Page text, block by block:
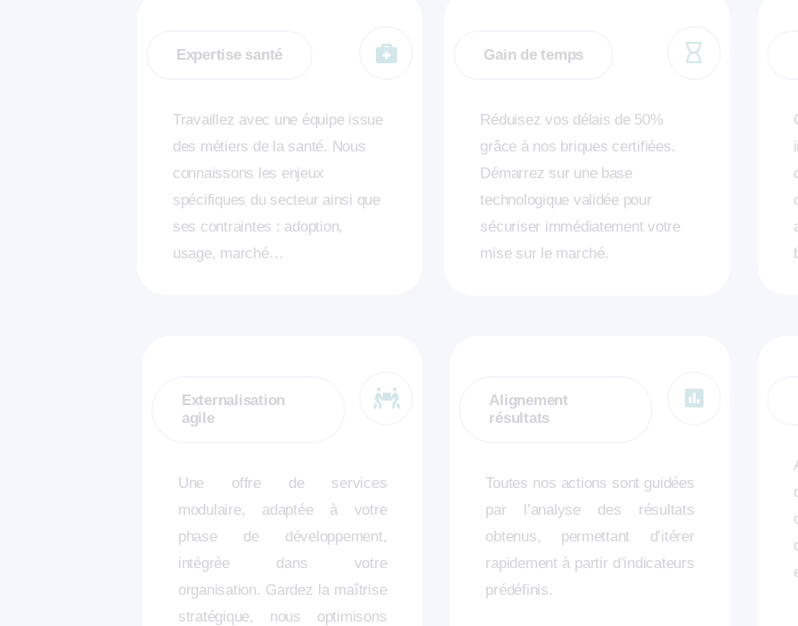
Expertise santé
Travaillez avec une équipe issue
des métiers de la santé. Nous
connaissons les enjeux
spécifiques du secteur ainsi que
ses contraintes : adoption,
usage, marché…
Gain de temps
Réduisez vos délais de 50%
grâce à nos briques certifiées.
Démarrez sur une base
technologique validée pour
sécuriser immédiatement votre
mise sur le marché.
Externalisation
agile
Une offre de services
modulaire, adaptée à votre
phase de développement,
intégrée dans votre
organisation. Gardez la maîtrise
stratégique, nous optimisons
Alignement
résultats
Toutes nos actions sont guidées
par l’analyse des résultats
obtenus, permettant d’itérer
rapidement à partir d’indicateurs
prédéfinis.